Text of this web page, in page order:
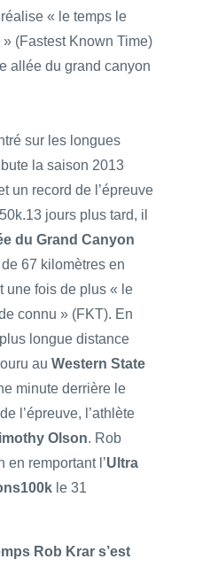
« le temps le
(Fastest Known Time)
allée du grand canyon
sur les longues
la saison 2013
un record de l’épreuve
50k.13 jours plus tard, il
du Grand Canyon
67 kilomètres en
une fois de plus « le
connu » (FKT). En
longue distance
au Western State
minute derrière le
l’épreuve, l’athlète
Olson. Rob
en remportant l’Ultra
le 31
Rob Krar s’est